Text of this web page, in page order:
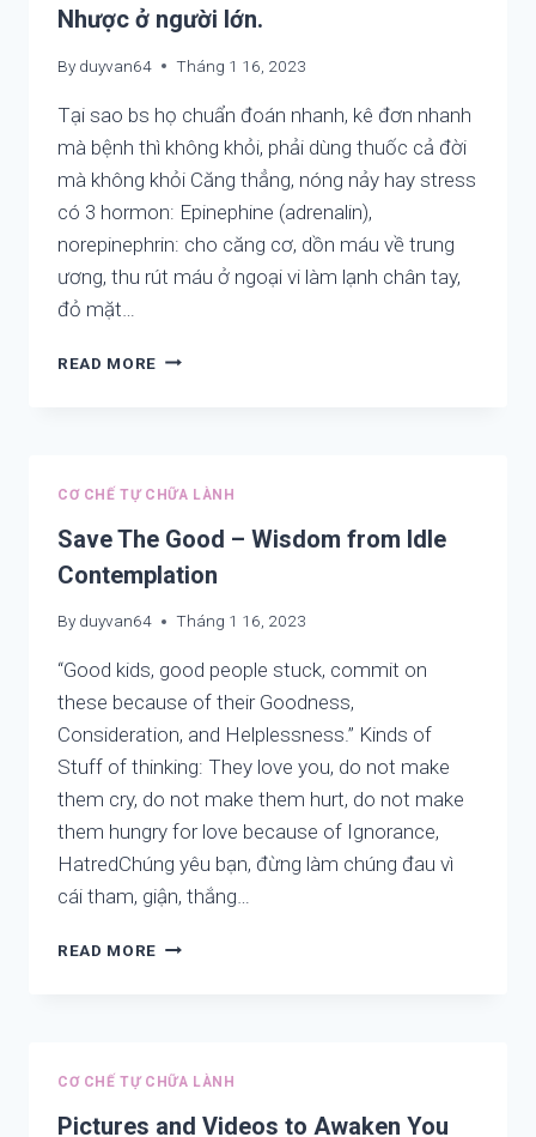
Nhược ở người lớn.
By duyvan64 Tháng 1 16, 2023
Tại sao bs họ chuẩn đoán nhanh, kê đơn nhanh
mà bệnh thì không khỏi, phải dùng thuốc cả đời
mà không khỏi Căng thẳng, nóng nảy hay stress
có 3 hormon: Epinephine (adrenalin),
norepinephrin: cho căng cơ, dồn máu về trung
ương, thu rút máu ở ngoại vi làm lạnh chân tay,
đỏ mặt…
READ MORE NGUYÊN
LIÊN
HỌC
KÉM
TRUNG,
KỶ,
TĂNG
ĐỘNG,
QUẤY
Ở
TRẺ
VÀ
MẤT
NGỦ,
CƠ CHẾ TỰ CHỮA LÀNH
Save The Good – Wisdom from Idle
Contemplation
By duyvan64 Tháng 1 16, 2023
“Good kids, good people stuck, commit on
these because of their Goodness,
Consideration, and Helplessness.” Kinds of
Stuff of thinking: They love you, do not make
them cry, do not make them hurt, do not make
them hungry for love because of Ignorance,
HatredChúng yêu bạn, đừng làm chúng đau vì
cái tham, giận, thắng…
READ MORE SAVE
FROM
CONTEMPLATION
CƠ CHẾ TỰ CHỮA LÀNH
Pictures and Videos to Awaken You